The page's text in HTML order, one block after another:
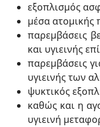
εξοπλισμός
μέσα ατομικής
παρεμβάσεις
και υγιεινής
παρεμβάσεις
υγιεινής των
ψυκτικός
καθώς και η
υγιεινή